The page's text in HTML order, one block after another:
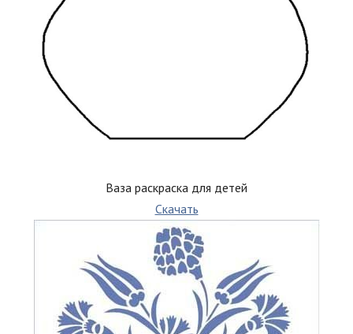
Ваза раскраска для детей
Скачать